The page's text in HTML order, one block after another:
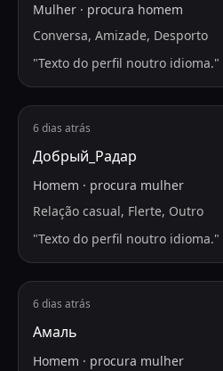
Mulher · procura homem
Conversa, Amizade, Desporto
"Texto do perfil noutro idioma."
6 dias atrás
Добрый_Радар
Homem · procura mulher
Relação casual, Flerte, Outro
"Texto do perfil noutro idioma."
6 dias atrás
Амаль
Homem · procura mulher